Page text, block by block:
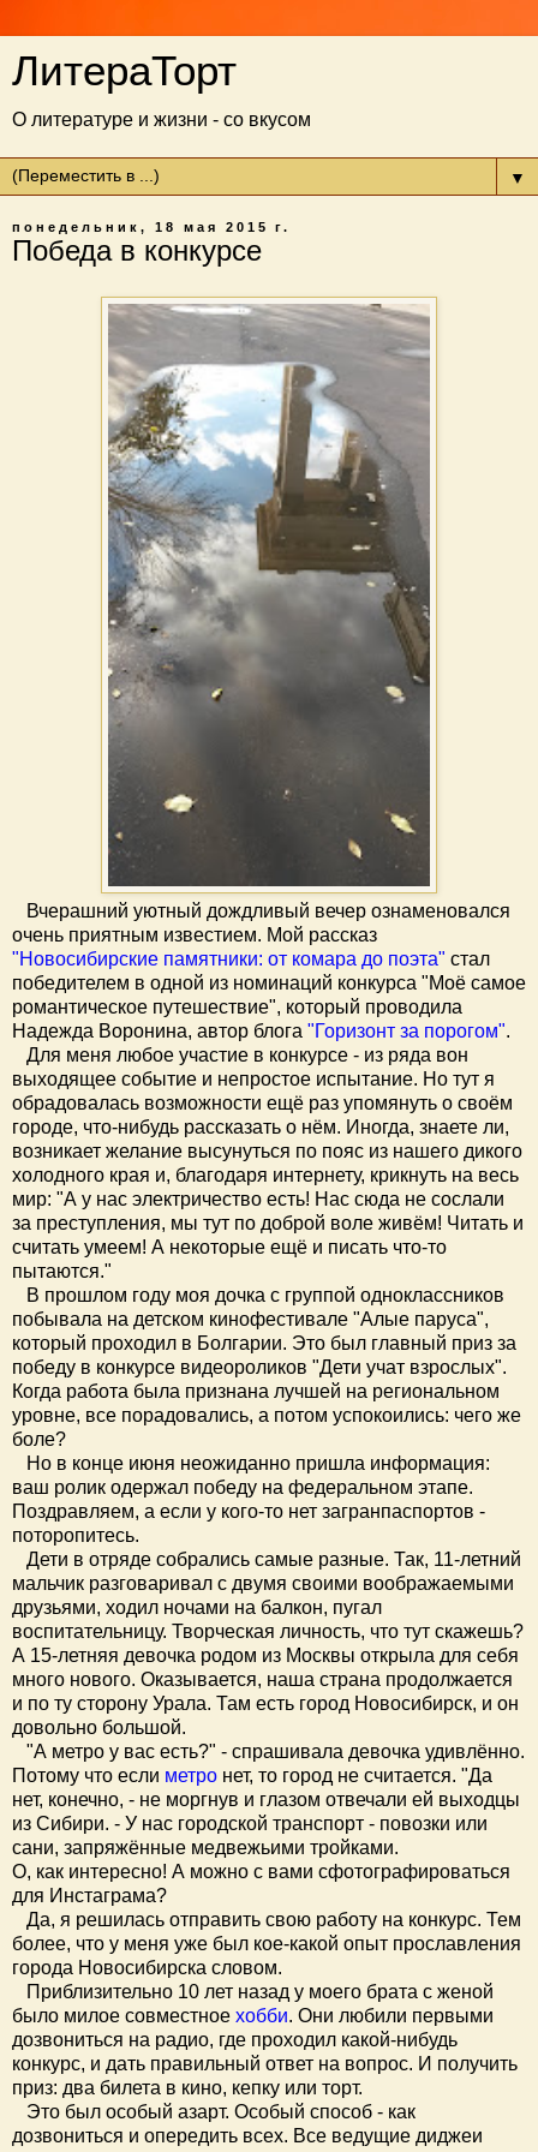
ЛитераТорт
О литературе и жизни - со вкусом
▼
понедельник, 18 мая 2015 г.
Победа в конкурсе
Вчерашний уютный дождливый вечер ознаменовался
очень приятным известием. Мой рассказ
"Новосибирские памятники: от комара до поэта" стал
победителем в одной из номинаций конкурса "Моё самое
романтическое путешествие", который проводила
Надежда Воронина, автор блога "Горизонт за порогом".
Для меня любое участие в конкурсе - из ряда вон
выходящее событие и непростое испытание. Но тут я
обрадовалась возможности ещё раз упомянуть о своём
городе, что-нибудь рассказать о нём. Иногда, знаете ли,
возникает желание высунуться по пояс из нашего дикого
холодного края и, благодаря интернету, крикнуть на весь
мир: "А у нас электричество есть! Нас сюда не сослали
за преступления, мы тут по доброй воле живём! Читать и
считать умеем! А некоторые ещё и писать что-то
пытаются."
В прошлом году моя дочка с группой одноклассников
побывала на детском кинофестивале "Алые паруса",
который проходил в Болгарии. Это был главный приз за
победу в конкурсе видеороликов "Дети учат взрослых".
Когда работа была признана лучшей на региональном
уровне, все порадовались, а потом успокоились: чего же
боле?
Но в конце июня неожиданно пришла информация:
ваш ролик одержал победу на федеральном этапе.
Поздравляем, а если у кого-то нет загранпаспортов -
поторопитесь.
Дети в отряде собрались самые разные. Так, 11-летний
мальчик разговаривал с двумя своими воображаемыми
друзьями, ходил ночами на балкон, пугал
воспитательницу. Творческая личность, что тут скажешь?
А 15-летняя девочка родом из Москвы открыла для себя
много нового. Оказывается, наша страна продолжается
и по ту сторону Урала. Там есть город Новосибирск, и он
довольно большой.
"А метро у вас есть?" - спрашивала девочка удивлённо.
Потому что если метро нет, то город не считается. "Да
нет, конечно, - не моргнув и глазом отвечали ей выходцы
из Сибири. - У нас городской транспорт - повозки или
сани, запряжённые медвежьими тройками.
О, как интересно! А можно с вами сфотографироваться
для Инстаграма?
Да, я решилась отправить свою работу на конкурс. Тем
более, что у меня уже был кое-какой опыт прославления
города Новосибирска словом.
Приблизительно 10 лет назад у моего брата с женой
было милое совместное хобби. Они любили первыми
дозвониться на радио, где проходил какой-нибудь
конкурс, и дать правильный ответ на вопрос. И получить
приз: два билета в кино, кепку или торт.
Это был особый азарт. Особый способ - как
дозвониться и опередить всех. Все ведущие диджеи